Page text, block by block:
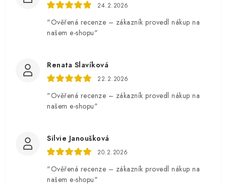
24.2.2026
"Ověřená recenze – zákazník provedl nákup na
našem e-shopu"
Renata Slavíková
22.2.2026
"Ověřená recenze – zákazník provedl nákup na
našem e-shopu"
Silvie Janoušková
20.2.2026
"Ověřená recenze – zákazník provedl nákup na
našem e-shopu"